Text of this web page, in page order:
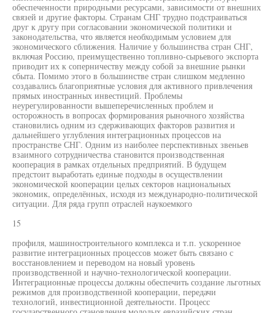
обеспеченности природными ресурсами, зависимости от внешних
связей и другие факторы. Странам СНГ трудно подстраиваться
друг к другу при согласовании экономической политики и
законодательства, что является необходимым условием для
экономического сближения. Наличие у большинства стран СНГ,
включая Россию, преимущественно топливно-сырьевого экспорта
приводит их к соперничеству между собой за внешние рынки
сбыта. Помимо этого в большинстве стран слишком медленно
создавались благоприятные условия для активного привлечения
прямых иностранных инвестиций. Проблемы
неурегулированности вышеперечисленных проблем и
осторожность в вопросах формирования рыночного хозяйства
становились одним из сдерживающих факторов развития и
дальнейшего углубления интеграционных процессов на
пространстве СНГ. Одним из наиболее перспективных звеньев
взаимного сотрудничества становится производственная
кооперация в рамках отдельных предприятий. В будущем
предстоит выработать единые подходы в осуществлении
экономической кооперации целых секторов национальных
экономик, определённых, исходя из международно-политической
ситуации. Для ряда групп отраслей наукоемкого
15
профиля, машиностроительного комплекса и т.п. ускоренное
развитие интеграционных процессов может быть связано с
восстановлением и переводом на новый уровень
производственной и научно-технологической кооперации.
Интеграционные процессы должны обеспечить создание льготных
режимов для производственной кооперации, передачи
технологий, инвестиционной деятельности. Процесс